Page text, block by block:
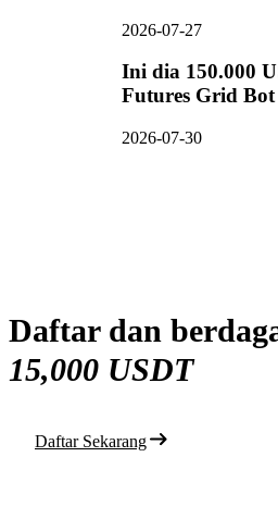
2026-07-27
Ini dia 150.000
Futures Grid
2026-07-30
Daftar dan
15,000 USDT
Daftar Sekarang